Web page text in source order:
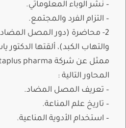
– نشر الوباء المعلوماتي.
– التزام الفرد والمجتمع.
2- محاضرة (دور المصل المضاد
والتهاب الكبد)، ألقتها
المحاور التالية :
– تعريف المصل المضاد.
– تاريخ علم المناعة.
– استخدام الأدوية المناعية.